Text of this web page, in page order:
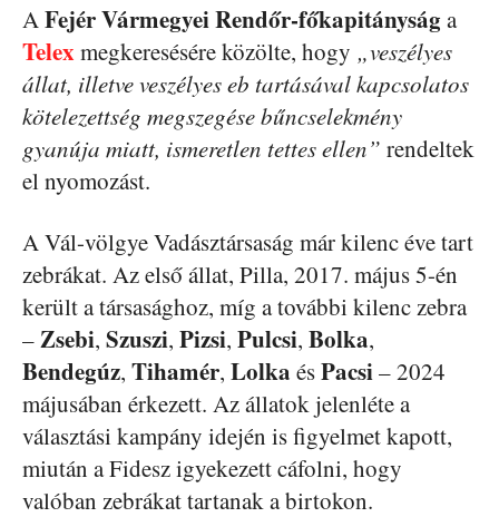
AFejér Vármegyei Rendőr-főkapitánysága
Telex megkeresésére közölte, hogy „veszélyes
állat, illetve veszélyes eb tartásával kapcsolatos
kötelezettség megszegése bűncselekmény
gyanúja miatt, ismeretlen tettes ellen” rendeltek
el nyomozást.
A Vál-völgye Vadásztársaság már kilenc éve tart
zebrákat. Az első állat, Pilla, 2017. május 5-én
került a társasághoz, míg a további kilenc zebra
–Zsebi, Szuszi, Pizsi, Pulcsi, Bolka,
Bendegúz, Tihamér, Lolka ésPacsi– 2024
májusában érkezett. Az állatok jelenléte a
választási kampány idején is figyelmet kapott,
miután a Fidesz igyekezett cáfolni, hogy
valóban zebrákat tartanak a birtokon.